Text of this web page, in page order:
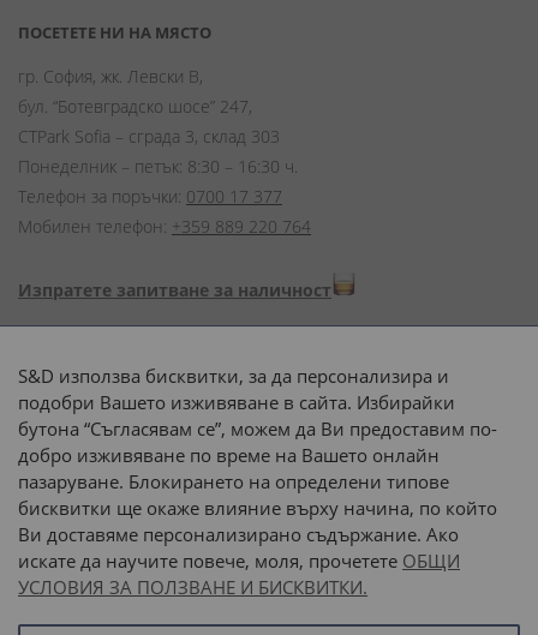
ПОСЕТЕТЕ НИ НА МЯСТО
гр. София, жк. Левски В,
бул. “Ботевградско шосе” 247,
CTPark Sofia – сграда 3, склад 303
Понеделник – петък: 8:30 – 16:30 ч.
Телефон за поръчки: 0700 17 377
Мобилен телефон: +359 889 220 764
Изпратете запитване за наличност
Начини на плащане:
Доставка до адрес с:
или
наш транспорт
S&D използва бисквитки, за да персонализира и
подобри Вашето изживяване в сайта. Избирайки
бутона “Съгласявам се”, можем да Ви предоставим по-
добро изживяване по време на Вашето онлайн
пазаруване. Блокирането на определени типове
бисквитки ще окаже влияние върху начина, по който
Ви доставяме персонализирано съдържание. Ако
искате да научите повече, моля, прочетете ОБЩИ
УСЛОВИЯ ЗА ПОЛЗВАНЕ И БИСКВИТКИ.